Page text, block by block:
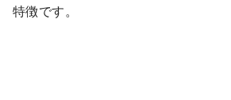
特徴です。